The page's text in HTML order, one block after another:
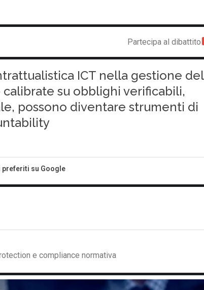
Partecipa al dibattito
ICT nella gestione del
su obblighi verificabili,
possono diventare strumenti di
preferiti su Google
e compliance normativa